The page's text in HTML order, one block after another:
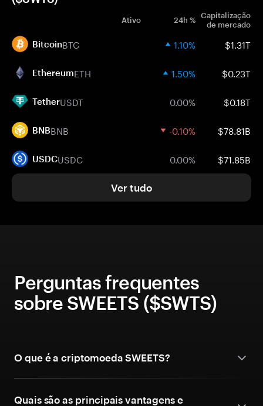
Ativo 24h % Capitalização
de mercado
BitcoinBTC 1.10% $1.31T
EthereumETH 1.50% $0.23T
TetherUSDT 0.00% $0.18T
BNBBNB -0.10% $78.81B
USDCUSDC 0.00% $71.85B
Ver tudo
Perguntas frequentes
sobre SWEETS ($SWTS)
O que é a criptomoeda SWEETS?
Quais são as principais vantagens e